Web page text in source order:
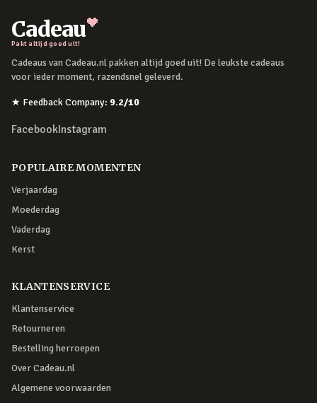
Cadeau
Pakt altijd goed uit!
Cadeaus van Cadeau.nl pakken altijd goed uit! De leukste cadeaus
voor ieder moment, razendsnel geleverd.
★ Feedback Company: 9.2/10
FacebookInstagram
POPULAIRE MOMENTEN
Verjaardag
Moederdag
Vaderdag
Kerst
KLANTENSERVICE
Klantenservice
Retourneren
Bestelling herroepen
Over Cadeau.nl
Algemene voorwaarden